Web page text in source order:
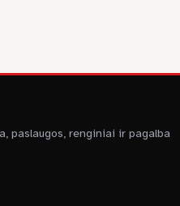
paslaugos, renginiai ir pagalba